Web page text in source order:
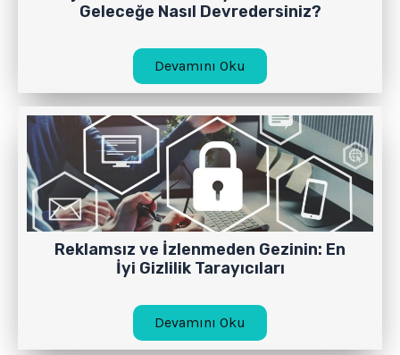
Geleceğe Nasıl Devredersiniz?
Devamını Oku
Reklamsız ve İzlenmeden Gezinin: En
İyi Gizlilik Tarayıcıları
Devamını Oku